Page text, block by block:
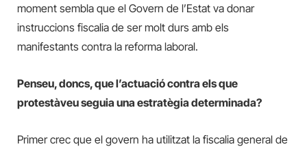
moment sembla que el Govern de l’Estat va donar
instruccions fiscalia de ser molt durs amb els
manifestants contra la reforma laboral.
Penseu, doncs, que l’actuació contra els que
protestàveu seguia una estratègia determinada?
Primer crec que el govern ha utilitzat la fiscalia general de